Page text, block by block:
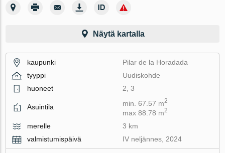
Näytä kartalla
kaupunki
Pilar de la Horadada
tyyppi
Uudiskohde
huoneet
2, 3
Asuintila min. 67.57 m2
max 88.78 m2
merelle
3 km
valmistumispäivä
IV neljännes, 2024